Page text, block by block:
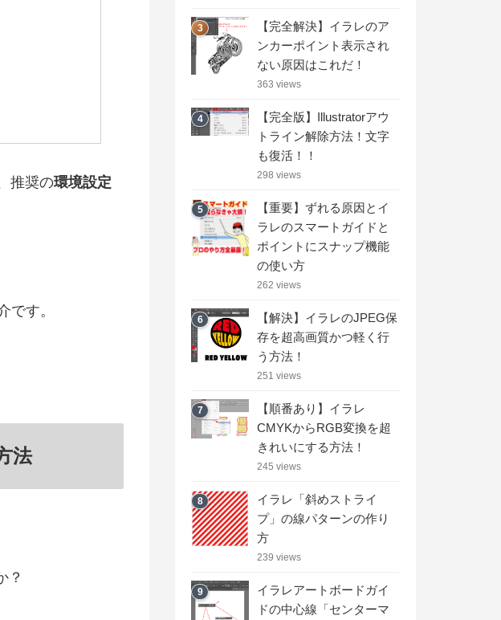
推奨の環境設定
です。
法
？
3
【完全解決】イラレのア
ンカーポイント表示され
ない原因はこれだ！
363 views
4
【完全版】Illustratorアウ
トライン解除方法！文字
も復活！！
298 views
5
【重要】ずれる原因とイ
ラレのスマートガイドと
ポイントにスナップ機能
の使い方
262 views
6
【解決】イラレのJPEG保
存を超高画質かつ軽く行
う方法！
251 views
7
【順番あり】イラレ
CMYKからRGB変換を超
きれいにする方法！
245 views
8
イラレ「斜めストライ
プ」の線パターンの作り
方
239 views
9
イラレアートボードガイ
ドの中心線「センターマ